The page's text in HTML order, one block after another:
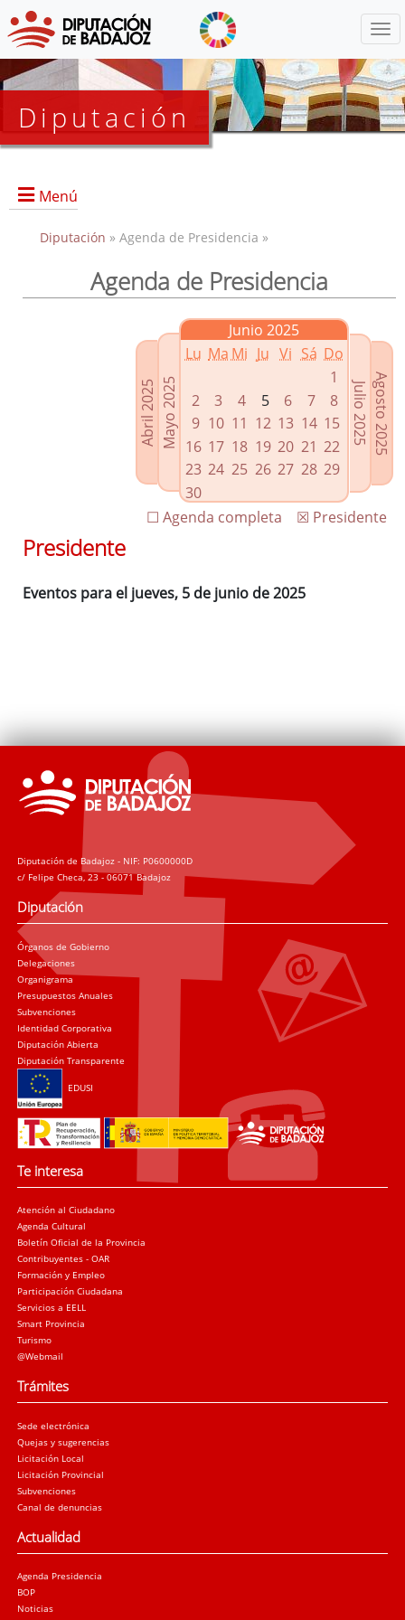
Diputación
Menú
Presidencia
Enlaces relacionados
Agenda de Presidencia
Plenos provinciales y Juntas de gobierno
Oficina de Proyectos Europeos
Diputación » Agenda de Presidencia »
Agenda de Presidencia
Abril 2025Mayo 2025
Junio 2025
Lu Ma Mi Ju Vi Sá Do
1
2
3 4 5 6 7
8
9 10 11 12 13 14 15
16 17 18 19 20 21 22
23 24 25 26 27 28 29
30
Agosto 2025
Julio 2025
☒ Presidente
☐ Agenda completa
Presidente
Eventos para el jueves, 5 de junio de 2025
Diputación de Badajoz - NIF: P0600000D
c/ Felipe Checa, 23 - 06071 Badajoz
Diputación
Órganos de Gobierno
Delegaciones
Organigrama
Presupuestos Anuales
Subvenciones
Identidad Corporativa
Diputación Abierta
Diputación Transparente
EDUSI
Te interesa
Atención al Ciudadano
Agenda Cultural
Boletín Oficial de la Provincia
Contribuyentes - OAR
Formación y Empleo
Participación Ciudadana
Servicios a EELL
Smart Provincia
Turismo
@Webmail
Trámites
Sede electrónica
Quejas y sugerencias
Licitación Local
Licitación Provincial
Subvenciones
Canal de denuncias
Actualidad
Agenda Presidencia
BOP
Noticias